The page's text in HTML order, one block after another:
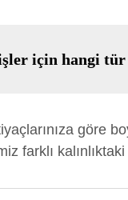
için hangi tür
göre
farklı